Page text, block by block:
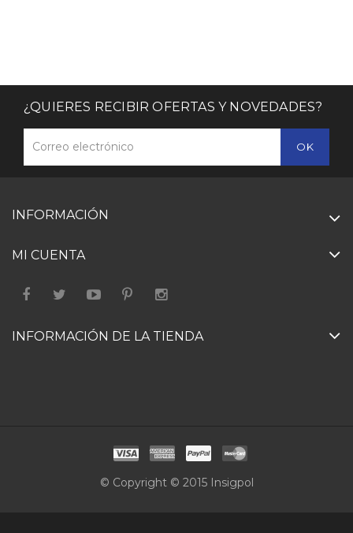
¿QUIERES RECIBIR OFERTAS Y NOVEDADES?
INFORMACIÓN
MI CUENTA
INFORMACIÓN DE LA TIENDA
© Copyright © 2015 Insigpol